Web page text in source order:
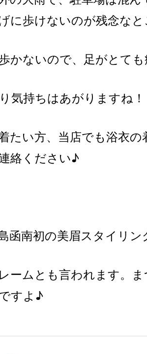
に歩けないのが残念なと
かないので、足がとても
気持ちはあがりますね！
たい方、当店でも浴衣
絡ください♪
函南初の美眉スタイリ
ームとも言われます。
すよ♪